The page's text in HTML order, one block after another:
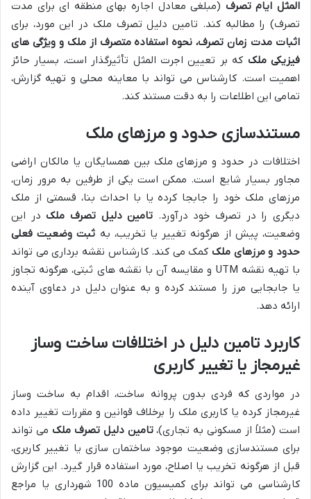
المثل ایام تصرف (مبلغی معادل اجاره بهای منطقه ای برای مدت
تصرف) را مطالبه کند. تامین دلیل تصرف ملک در این مورد، برای
اثبات مدت زمان تصرف، نحوه استفاده متصرف از ملک و ویژگی های
فیزیکی ملک که بر تعیین اجرت المثل تأثیرگذار است، بسیار حائز
اهمیت است. کارشناس می تواند با معاینه محلی و تهیه گزارش،
تمامی این اطلاعات را به دقت مستند کند.
مستندسازی حدود و مرزهای ملک
اختلافات در حدود و مرزهای ملک بین همسایگان یا مالکان اراضی
مجاور بسیار شایع است. ممکن است یکی از طرفین به مرور زمان،
مرزهای ملک خود را جابجا کرده یا با احداث بنا، قسمتی از ملک
دیگری را در تصرف خود درآورد. تامین دلیل تصرف ملک در این
وضعیت، پیش از هرگونه تغییر یا تخریب، به ثبت وضعیت فعلی
حدود و مرزهای ملک کمک می کند. کارشناس نقشه برداری می تواند
با تهیه نقشه UTM و مقایسه آن با نقشه های ثبتی، هرگونه تجاوز
یا جابجایی مرز را مستند کرده و به عنوان دلیل در دعاوی آینده
ارائه دهد.
کاربرد تامین دلیل در اختلافات ساخت وساز
غیرمجاز یا تغییر کاربری
در مواردی که فردی بدون پروانه ساخت، اقدام به ساخت وساز
غیرمجاز کرده یا کاربری ملک را برخلاف قوانین و مقررات تغییر داده
است (مثلاً از مسکونی به تجاری)،تامین دلیل تصرف ملک می تواند
برای مستندسازی وضعیت موجود ساختمان سازی یا تغییر کاربری،
قبل از هرگونه تخریب یا اصلاح، مورد استفاده قرار گیرد. این گزارش
کارشناسی می تواند برای کمیسیون ماده 100 شهرداری یا مراجع